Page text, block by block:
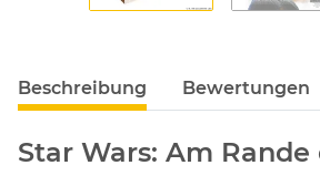
Beschreibung Bewertungen
Star Wars: Am